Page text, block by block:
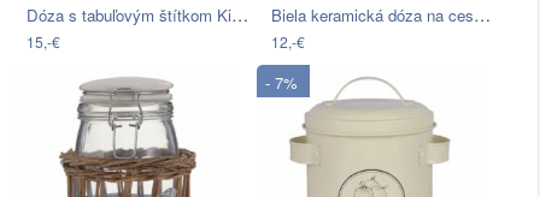
Dóza s tabuľovým štítkom Kitchen Craft…
15,-€
Biela keramická dóza na cesnak Dakls,…
12,-€
- 7%